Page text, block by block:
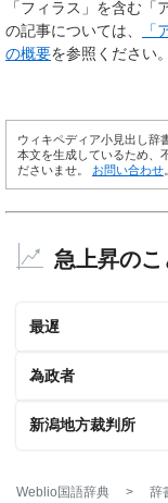
「フィラス」を含む「
の記事については、
「
の概要を参照ください。
ウィキペディア小見出し辞
本文を生成しているため、
ださいませ。 お問い合わせ
急上昇のこ
最遅
為政者
新潟地方裁判所
Weblio国語辞典 > 辞